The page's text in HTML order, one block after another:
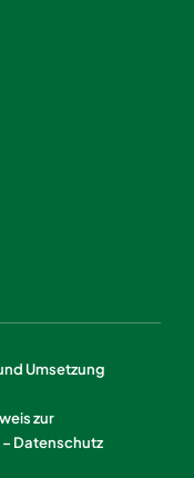
Umsetzung
zur
– Datenschutz